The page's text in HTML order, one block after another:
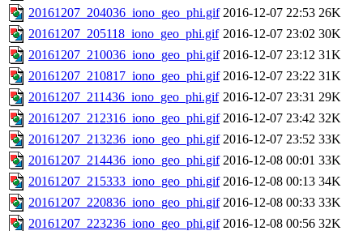
20161207_204036_iono_geo_phi.gif 2016-12-07 22:53 26K
20161207_205118_iono_geo_phi.gif 2016-12-07 23:02 30K
20161207_210036_iono_geo_phi.gif 2016-12-07 23:12 31K
20161207_210817_iono_geo_phi.gif 2016-12-07 23:22 31K
20161207_211436_iono_geo_phi.gif 2016-12-07 23:31 29K
20161207_212316_iono_geo_phi.gif 2016-12-07 23:42 32K
20161207_213236_iono_geo_phi.gif 2016-12-07 23:52 33K
20161207_214436_iono_geo_phi.gif 2016-12-08 00:01 33K
20161207_215333_iono_geo_phi.gif 2016-12-08 00:13 34K
20161207_220836_iono_geo_phi.gif 2016-12-08 00:33 33K
20161207_223236_iono_geo_phi.gif 2016-12-08 00:56 32K